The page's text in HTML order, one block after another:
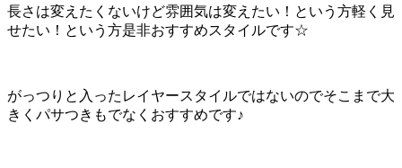
長さは変えたくないけど雰囲気は変えたい！という方軽く見
せたい！という方是非おすすめスタイルです☆
がっつりと入ったレイヤースタイルではないのでそこまで大
きくパサつきもでなくおすすめです♪